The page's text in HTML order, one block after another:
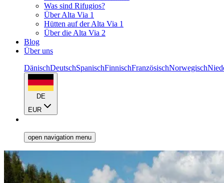
Was sind Rifugios?
Über Alta Via 1
Hütten auf der Alta Via 1
Über die Alta Via 2
Blog
Über uns
DänischDeutschSpanischFinnischFranzösischNorwegisch
DE
EUR
open navigation menu